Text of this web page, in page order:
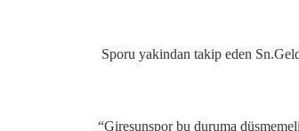
Sporu yakindan takip eden
“Giresunspor bu duruma